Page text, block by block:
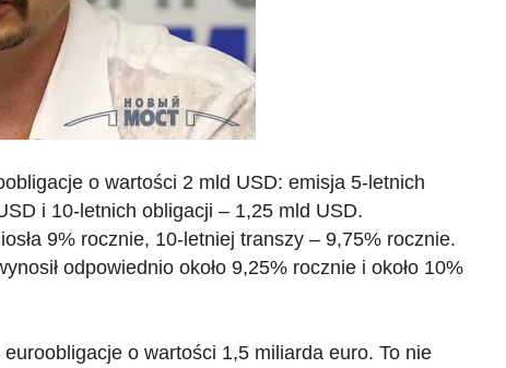
o wartości 2 mld USD: emisja 5-letnich
i 10-letnich obligacji – 1,25 mld USD.
9% rocznie, 10-letniej transzy – 9,75% rocznie.
odpowiednio około 9,25% rocznie i około 10%
o wartości 1,5 miliarda euro. To nie